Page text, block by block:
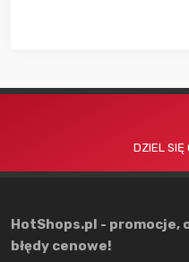
DZIEL SIĘ
HotShops.pl - promocje,
błędy cenowe!